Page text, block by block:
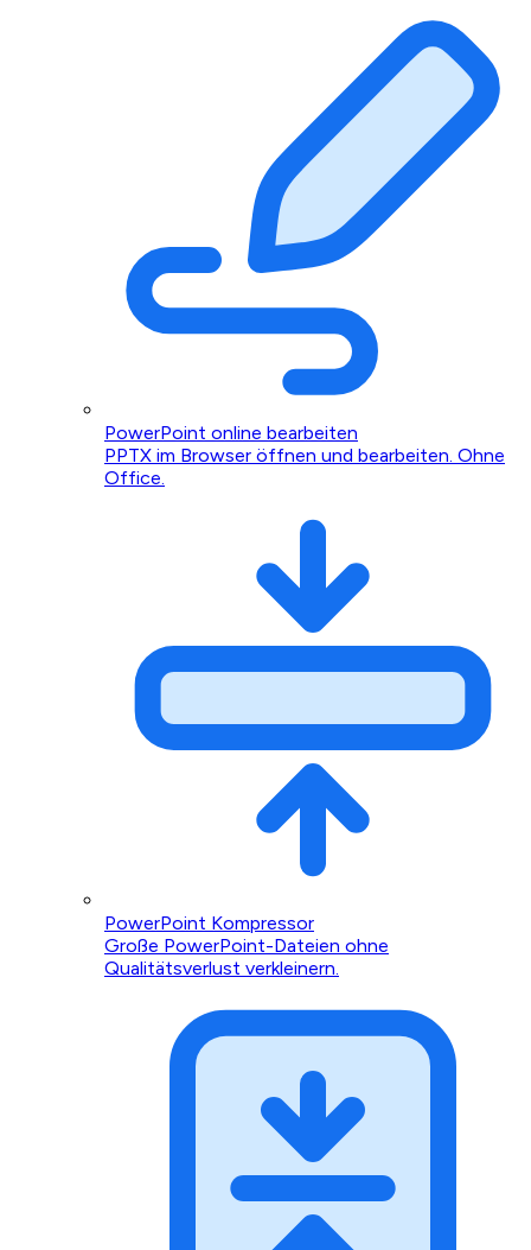
PowerPoint online bearbeiten
PPTX im Browser öffnen und bearbeiten. Ohne
Office.
PowerPoint Kompressor
Große PowerPoint-Dateien ohne
Qualitätsverlust verkleinern.